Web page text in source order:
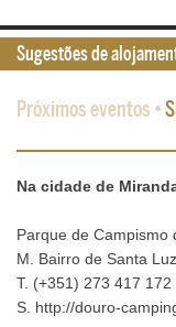
Próximos eventos •
Na cidade de
Parque de Campismo
M. Bairro de Santa
T. (+351) 273 417
S. http://douro-
Sugestões de